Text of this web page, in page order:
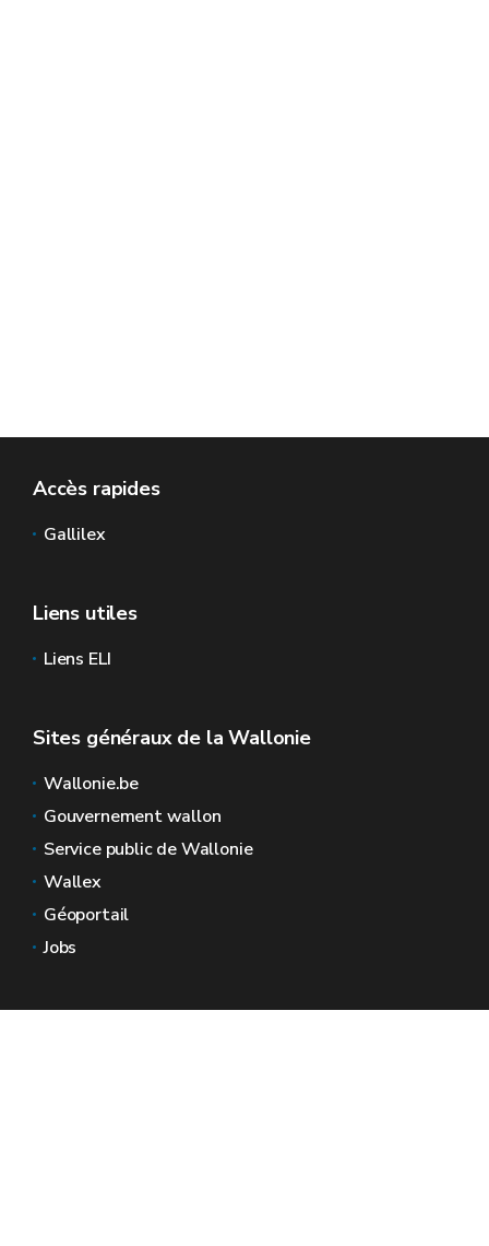
Accès rapides
Gallilex
Liens utiles
Liens ELI
Sites généraux de la Wallonie
Wallonie.be
Gouvernement wallon
Service public de Wallonie
Wallex
Géoportail
Jobs